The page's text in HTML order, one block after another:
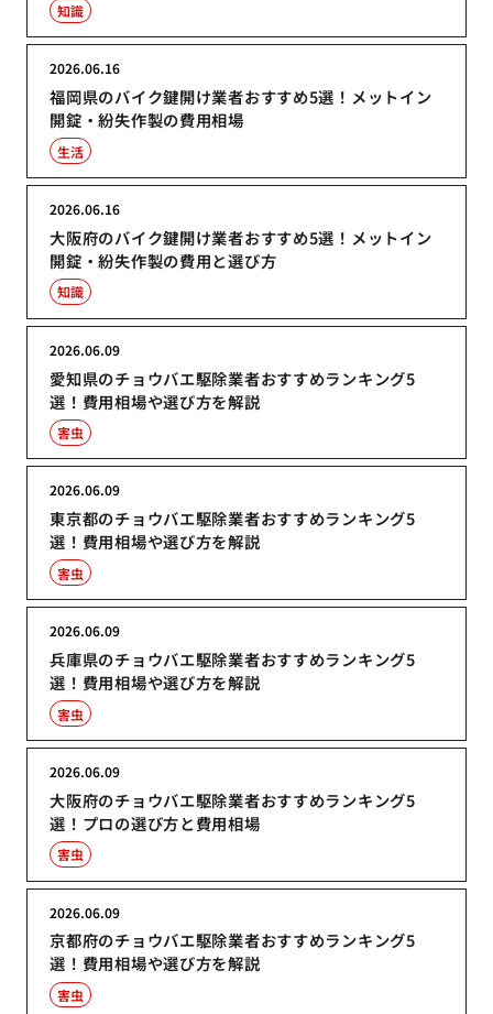
知識
福岡県のバイク鍵開け業者おすすめ5選！メットイン
開錠・紛失作製の費用相場
2026.06.16
生活
大阪府のバイク鍵開け業者おすすめ5選！メットイン
開錠・紛失作製の費用と選び方
2026.06.16
知識
愛知県のチョウバエ駆除業者おすすめランキング5
選！費用相場や選び方を解説
2026.06.09
害虫
東京都のチョウバエ駆除業者おすすめランキング5
選！費用相場や選び方を解説
2026.06.09
害虫
兵庫県のチョウバエ駆除業者おすすめランキング5
選！費用相場や選び方を解説
2026.06.09
害虫
大阪府のチョウバエ駆除業者おすすめランキング5
選！プロの選び方と費用相場
2026.06.09
害虫
京都府のチョウバエ駆除業者おすすめランキング5
選！費用相場や選び方を解説
2026.06.09
害虫